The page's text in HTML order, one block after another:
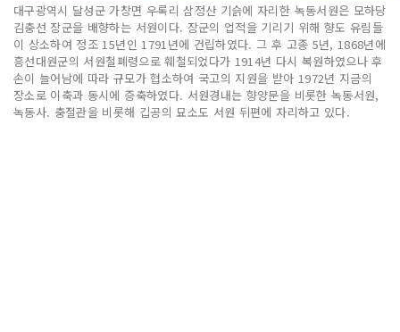
대구광역시 달성군 가창면 우록리 삼정산 기슭에 자리한 녹동서원은 모하당
김충선 장군을 배향하는 서원이다. 장군의 업적을 기리기 위해 향도 유림들
이 상소하여 정조 15년인 1791년에 건립하였다. 그 후 고종 5년, 1868년에
흥선대원군의 서원철폐령으로 훼철되었다가 1914년 다시 복원하였으나 후
손이 늘어남에 따라 규모가 협소하여 국고의 지원을 받아 1972년 지금의
장소로 이축과 동시에 증축하였다. 서원경내는 향양문을 비롯한 녹동서원,
녹동사. 충절관을 비롯해 깁공의 묘소도 서원 뒤편에 자리하고 있다.